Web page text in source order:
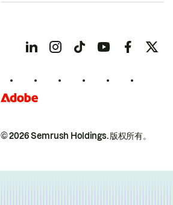
© 2026 Semrush Holdings.版权所有。